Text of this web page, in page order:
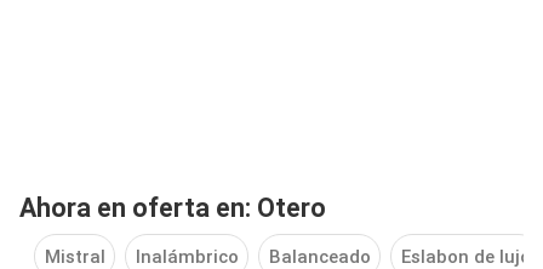
Ahora en oferta en: Otero
Mistral Inalámbrico Balanceado Eslabon de lujo